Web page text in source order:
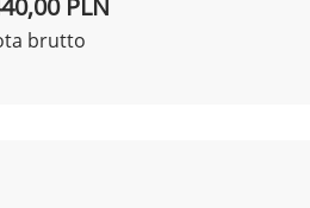
PLN
brutto